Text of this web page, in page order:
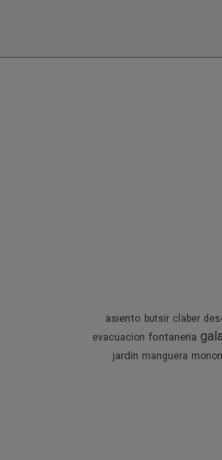
asiento butsir claber
evacuacion fontaneria
jardin manguera